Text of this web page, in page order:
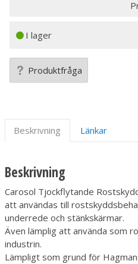
I lager
Produktfråga
Beskrivning Länkar
Beskrivning
Carosol Tjockflytande
att användas till
underrede och stänkskärmar.
Även lämplig att använda som
industrin.
Lämpligt som grund för